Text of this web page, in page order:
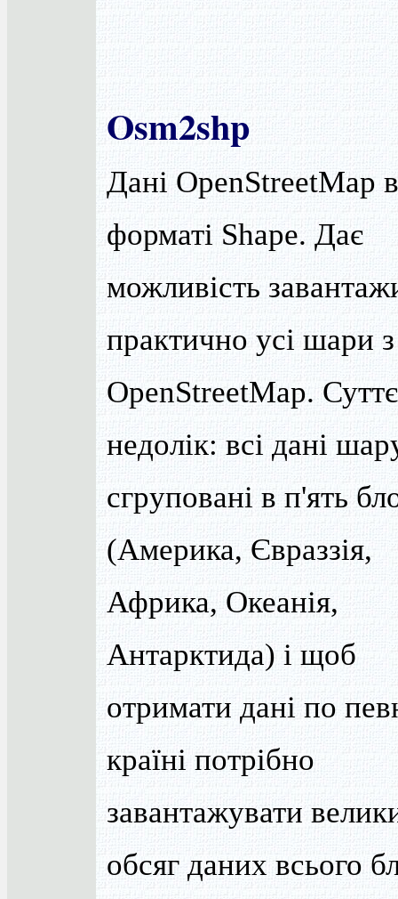
Osm2shp
Дані OpenStreetMap в
форматі Shape. Дає
можливість
практично усі шари
OpenStreetMap.
недолік: всі дані
сгруповані в п'ять
(Америка, Євраззія,
Африка, Океанія,
Антарктида) і щоб
отримати дані по
країні потрібно
завантажувати
обсяг даних всього